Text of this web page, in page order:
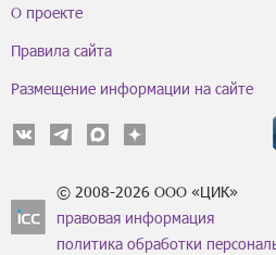
О проекте
Правила сайта
Размещение информации на сайте
© 2008-2026 ООО «ЦИК»
правовая информация
политика обработки